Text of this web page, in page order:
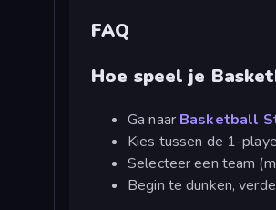
FAQ
Hoe speel je
Ga naar Basketball
Kies tussen de 1-
Selecteer een team
Begin te dunken,